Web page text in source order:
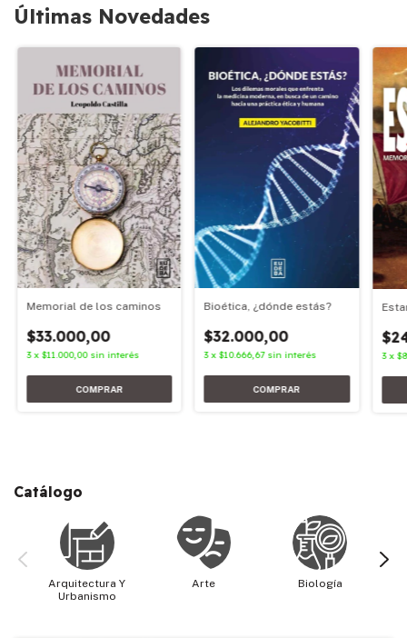
Últimas Novedades
Memorial de los caminos
$33.000,00
3 x $11.000,00 sin interés
Bioética, ¿dónde estás?
$32.000,00
3 x$10.666,67 sin interés 3 x
Catálogo
Arquitectura Y
Urbanismo
Arte Biología